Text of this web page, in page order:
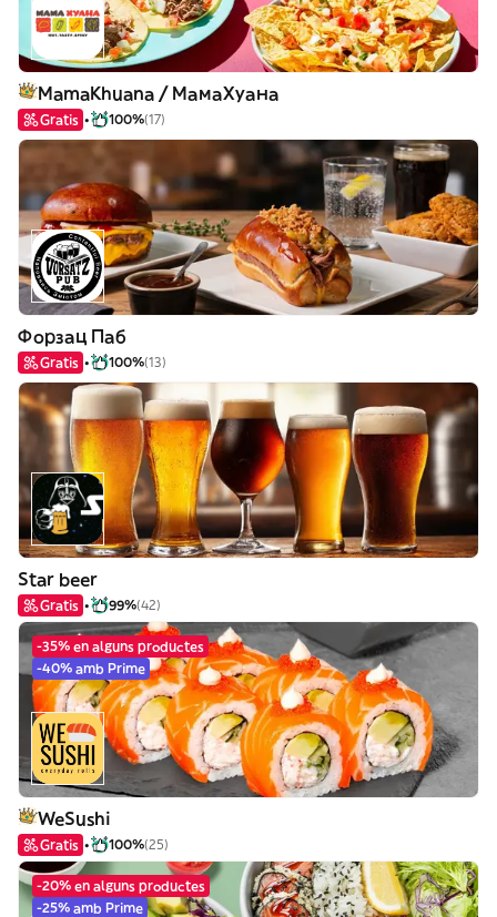
MamaKhuana / МамаХуана
Gratis 100%(17)
Форзац Паб
Gratis 100%(13)
Star beer
Gratis 99%(42)
-35% en alguns productes
-40% amb Prime
WeSushi
Gratis 100%(25)
-20% en alguns productes
-25% amb Prime